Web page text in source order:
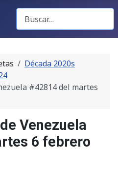
Buscar Gacetas
Década 2020s
#42814 del martes
Venezuela
6 febrero